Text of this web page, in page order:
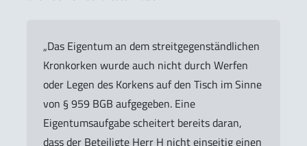
„Das Eigentum an dem streitgegenständlichen
Kronkorken wurde auch nicht durch Werfen
oder Legen des Korkens auf den Tisch im Sinne
von § 959 BGB aufgegeben. Eine
Eigentumsaufgabe scheitert bereits daran,
dass der Beteiligte Herr H nicht einseitig einen